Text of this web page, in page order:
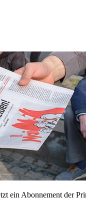
ein Abonnement der